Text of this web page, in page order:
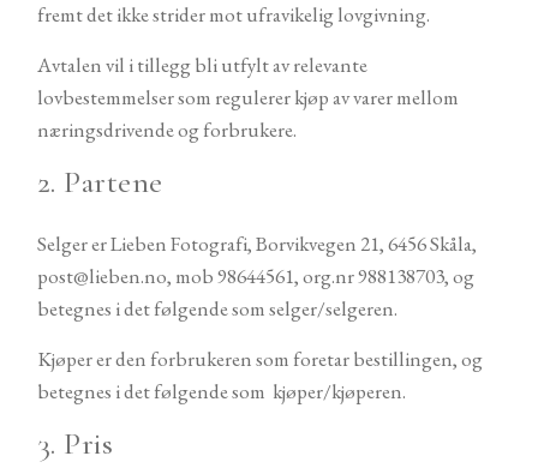
fremt det ikke strider mot ufravikelig lovgivning.
Avtalen vil i tillegg bli utfylt av relevante
lovbestemmelser som regulerer kjøp av varer mellom
næringsdrivende og forbrukere.
2. Partene
Selger er Lieben Fotografi, Borvikvegen 21, 6456 Skåla,
post@lieben.no, mob 98644561, org.nr 988138703, og
betegnes i det følgende som selger/selgeren.
Kjøper er den forbrukeren som foretar bestillingen, og
betegnes i det følgende som kjøper/kjøperen.
3. Pris